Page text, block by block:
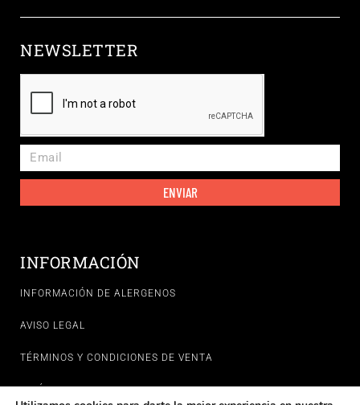
NEWSLETTER
ENVIAR
INFORMACIÓN
INFORMACIÓN DE ALERGENOS
AVISO LEGAL
TÉRMINOS Y CONDICIONES DE VENTA
POLÍTICAS DE PRIVACIDAD